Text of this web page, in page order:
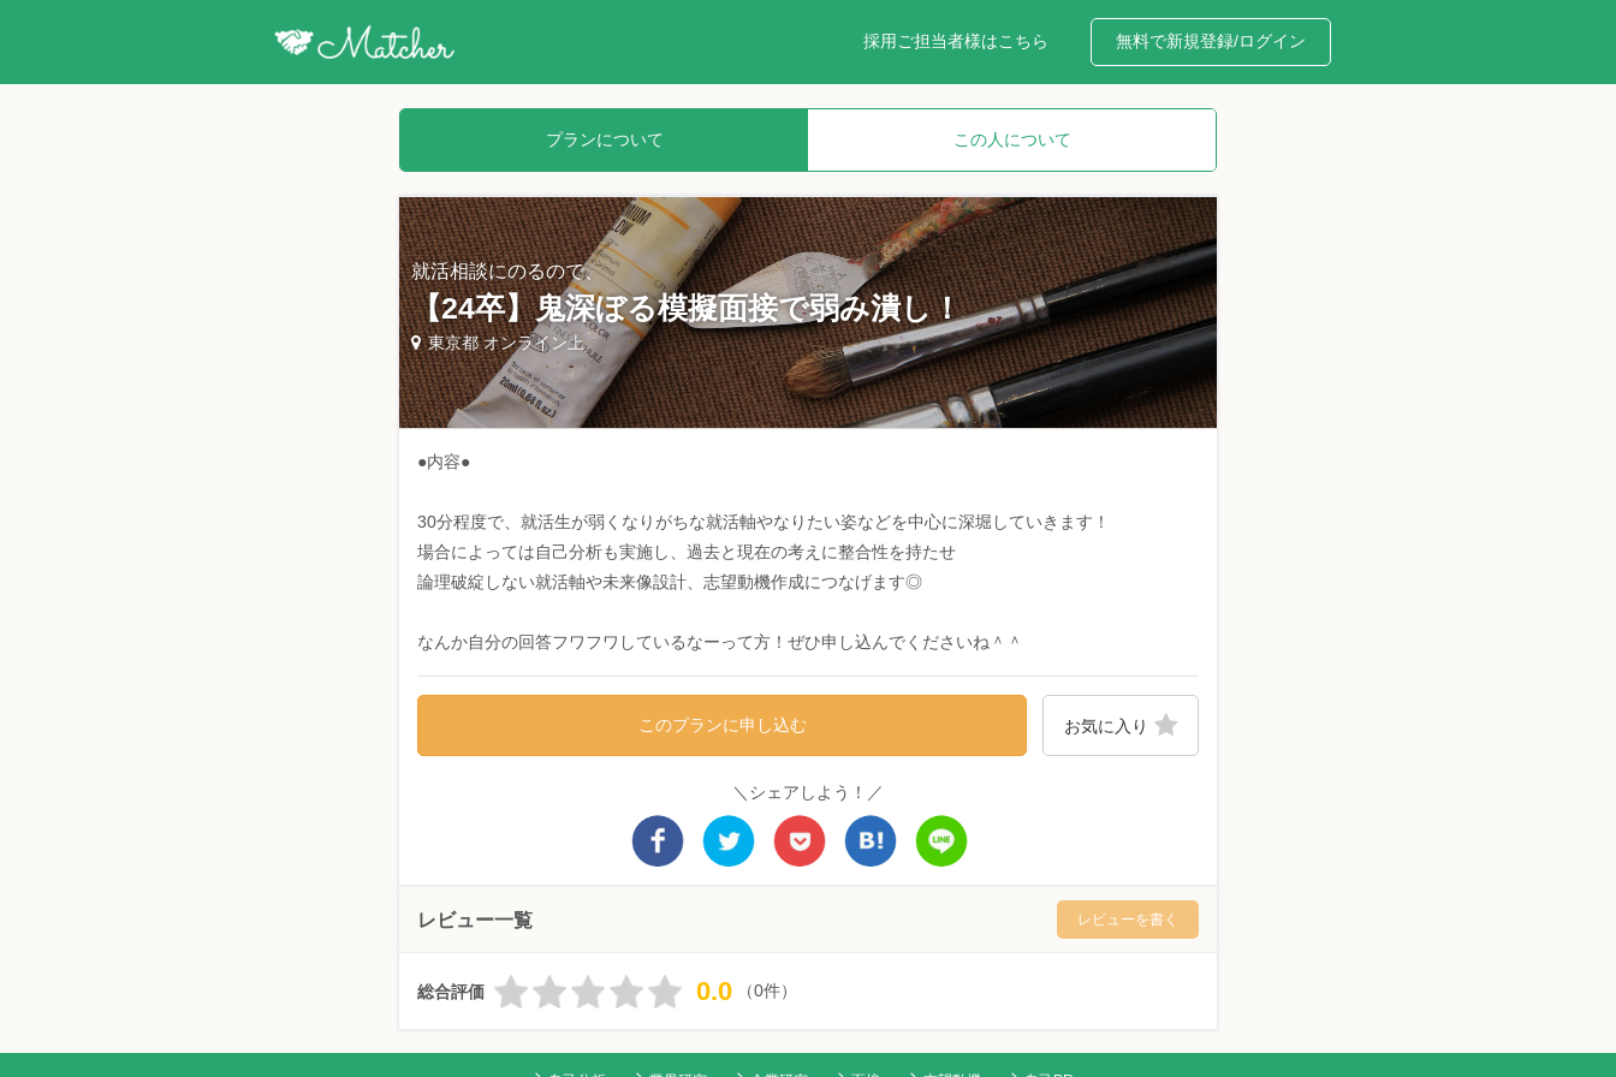
無料で新規登録/ログイン
採用ご担当者様はこちら
プランについて この人について
就活相談にのるので、
【24卒】鬼深ぼる模擬面接で弱み潰し！
東京都 オンライン上
●内容●
30分程度で、就活生が弱くなりがちな就活軸やなりたい姿などを中心に深堀していきます！
場合によっては自己分析も実施し、過去と現在の考えに整合性を持たせ
論理破綻しない就活軸や未来像設計、志望動機作成につなげます◎
なんか自分の回答フワフワしているなーって方！ぜひ申し込んでくださいね＾＾
このプランに申し込む お気に入り
＼シェアしよう！／
レビュー一覧 レビューを書く
総合評価 0.0 （0件）